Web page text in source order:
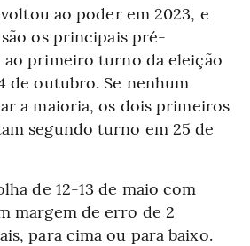
ao poder em 2023, e
os principais pré-
primeiro turno da eleição
de outubro. Se nenhum
a maioria, os dois primeiros
segundo turno em 25 de
de 12-13 de maio com
margem de erro de 2
para cima ou para baixo.